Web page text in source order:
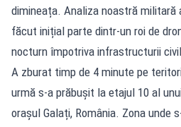
dimineața. Analiza noastră militară
făcut inițial parte dintr-un roi de
nocturn împotriva infrastructurii
A zburat timp de 4 minute pe
urmă s-a prăbușit la etajul 10 al
orașul Galați, România. Zona unde